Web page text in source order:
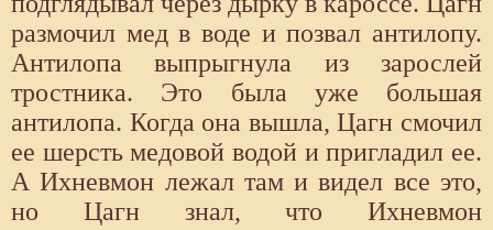
размочил мед в воде и позвал антилопу.
Антилопа выпрыгнула из зарослей
тростника. Это была уже большая
антилопа. Когда она вышла, Цагн смочил
ее шерсть медовой водой и пригладил ее.
А Ихневмон лежал там и видел все это,
но Цагн знал, что Ихневмон